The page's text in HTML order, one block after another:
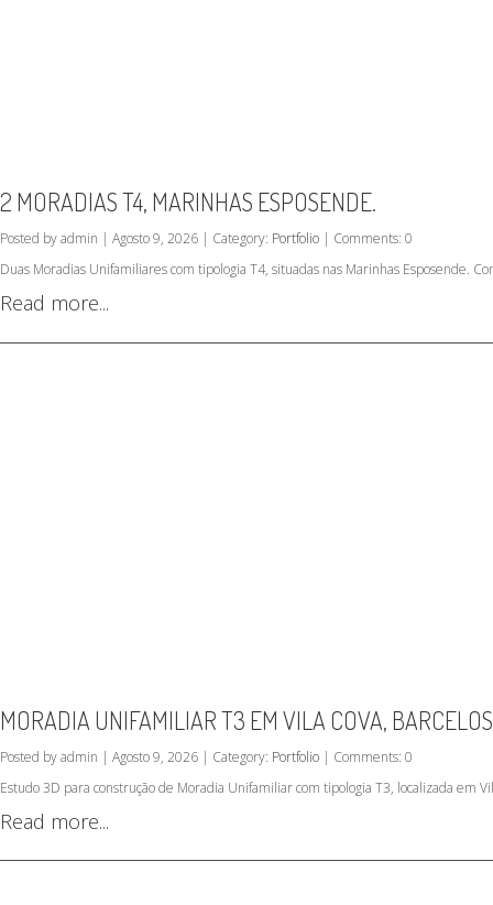
2 MORADIAS T4, MARINHAS ESPOSENDE.
Posted by admin | Agosto 9, 2026 | Category: Portfolio | Comments: 0
Duas Moradias Unifamiliares com tipologia T4, situadas nas Marinhas Esposende.
Read more...
MORADIA UNIFAMILIAR T3 EM VILA COVA,
Posted by admin | Agosto 9, 2026 | Category: Portfolio | Comments: 0
Estudo 3D para construção de Moradia Unifamiliar com tipologia T3, localizada em
Read more...